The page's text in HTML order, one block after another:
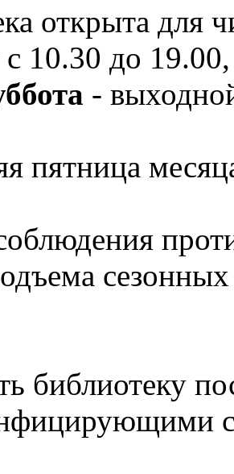
открыта для
с 10.30 до
-
пятница
библиотеку